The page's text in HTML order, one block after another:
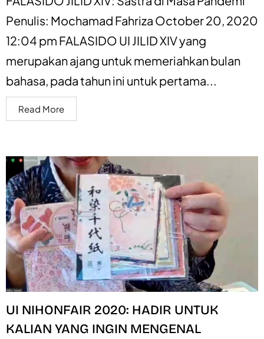
Penulis: Mochamad Fahriza October 20, 2020
12:04 pm FALASIDO UI JILID XIV yang
merupakan ajang untuk memeriahkan bulan
bahasa, pada tahun ini untuk pertama...
Read More
UI NIHONFAIR 2020: HADIR UNTUK
KALIAN YANG INGIN MENGENAL